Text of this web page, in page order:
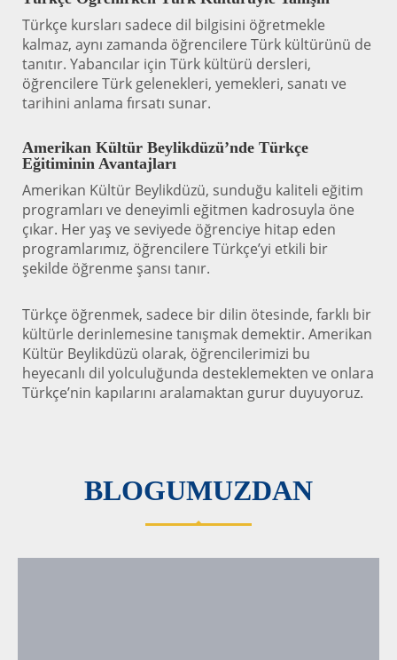
Türkçe kursları sadece dil bilgisini öğretmekle
kalmaz, aynı zamanda öğrencilere Türk kültürünü de
tanıtır. Yabancılar için Türk kültürü dersleri,
öğrencilere Türk gelenekleri, yemekleri, sanatı ve
tarihini anlama fırsatı sunar.
Amerikan Kültür Beylikdüzü’nde Türkçe
Eğitiminin Avantajları
Amerikan Kültür Beylikdüzü, sunduğu kaliteli eğitim
programları ve deneyimli eğitmen kadrosuyla öne
çıkar. Her yaş ve seviyede öğrenciye hitap eden
programlarımız, öğrencilere Türkçe’yi etkili bir
şekilde öğrenme şansı tanır.
Türkçe öğrenmek, sadece bir dilin ötesinde, farklı bir
kültürle derinlemesine tanışmak demektir. Amerikan
Kültür Beylikdüzü olarak, öğrencilerimizi bu
heyecanlı dil yolculuğunda desteklemekten ve onlara
Türkçe’nin kapılarını aralamaktan gurur duyuyoruz.
BLOGUMUZDAN